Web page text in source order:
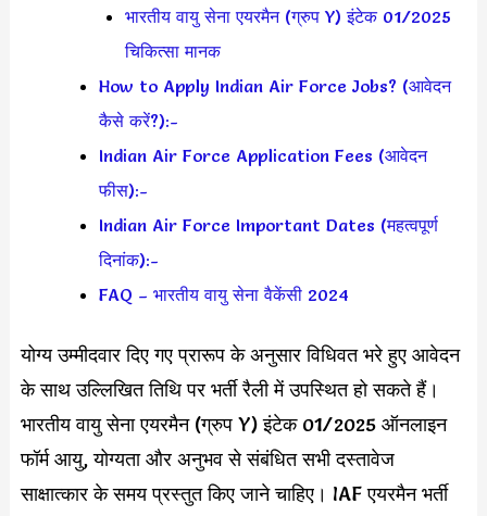
भारतीय वायु सेना एयरमैन (ग्रुप Y) इंटेक 01/2025
चिकित्सा मानक
How to Apply Indian Air Force Jobs? (आवेदन
कैसे करें?):-
Indian Air Force Application Fees (आवेदन
फीस):-
Indian Air Force Important Dates (महत्वपूर्ण
दिनांक):-
FAQ – भारतीय वायु सेना वैकेंसी 2024
योग्य उम्मीदवार दिए गए प्रारूप के अनुसार विधिवत भरे हुए आवेदन
के साथ उल्लिखित तिथि पर भर्ती रैली में उपस्थित हो सकते हैं।
भारतीय वायु सेना एयरमैन (ग्रुप Y) इंटेक 01/2025 ऑनलाइन
फॉर्म आयु, योग्यता और अनुभव से संबंधित सभी दस्तावेज
साक्षात्कार के समय प्रस्तुत किए जाने चाहिए। IAF एयरमैन भर्ती